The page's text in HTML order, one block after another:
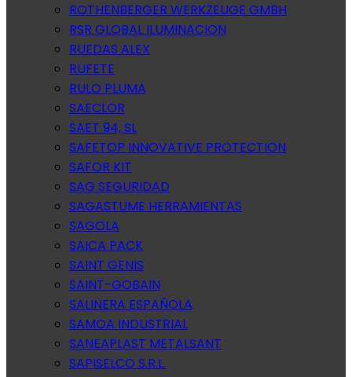
ROTHENBERGER WERKZEUGE GMBH
RSR GLOBAL ILUMINACION
RUEDAS ALEX
RUFETE
RULO PLUMA
SAECLOR
SAET 94, SL
SAFETOP INNOVATIVE PROTECTION
SAFOR KIT
SAG SEGURIDAD
SAGASTUME HERRAMIENTAS
SAGOLA
SAICA PACK
SAINT GENIS
SAINT-GOBAIN
SALINERA ESPAÑOLA
SAMOA INDUSTRIAL
SANEAPLAST METALSANT
SAPISELCO S.R.L.